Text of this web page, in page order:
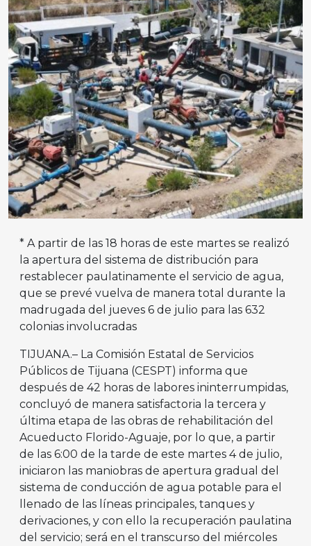
* A partir de las 18 horas de este martes se realizó
la apertura del sistema de distribución para
restablecer paulatinamente el servicio de agua,
que se prevé vuelva de manera total durante la
madrugada del jueves 6 de julio para las 632
colonias involucradas
TIJUANA.– La Comisión Estatal de Servicios
Públicos de Tijuana (CESPT) informa que
después de 42 horas de labores ininterrumpidas,
concluyó de manera satisfactoria la tercera y
última etapa de las obras de rehabilitación del
Acueducto Florido-Aguaje, por lo que, a partir
de las 6:00 de la tarde de este martes 4 de julio,
iniciaron las maniobras de apertura gradual del
sistema de conducción de agua potable para el
llenado de las líneas principales, tanques y
derivaciones, y con ello la recuperación paulatina
del servicio; será en el transcurso del miércoles